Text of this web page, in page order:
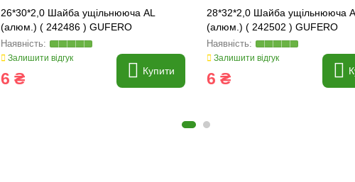
26*30*2,0 Шайба ущільнююча AL
(алюм.) ( 242486 ) GUFERO
Залишити відгук
6 ₴ Купити
28*32*2,0 Шайба ущільнююча
(алюм.) ( 242502 ) GUFERO
Залишити відгук
6 ₴